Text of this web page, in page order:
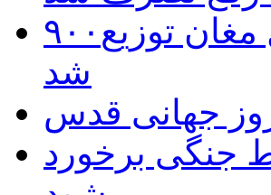
۹۰۰هزار اصله نهال توسط ایستگاه بذر و نهال مغان توزیع
شد
جهانی قدس
جنگی برخورد